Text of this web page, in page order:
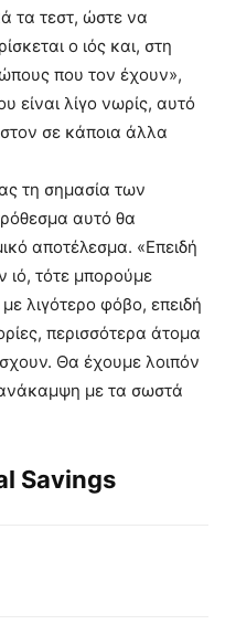
τα τεστ, ώστε να
ο ιός και, στη
που τον έχουν»,
είναι λίγο νωρίς, αυτό
σε κάποια άλλα
τη σημασία των
αυτό θα
αποτέλεσμα. «Επειδή
ιό, τότε μπορούμε
λιγότερο φόβο, επειδή
περισσότερα άτομα
Θα έχουμε λοιπόν
με τα σωστά
Savings